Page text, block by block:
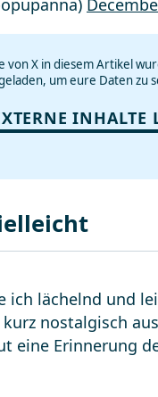
von X in diesem Artikel
um eure Daten zu
INHALTE
ich lächelnd und
nostalgisch
eine Erinnerung